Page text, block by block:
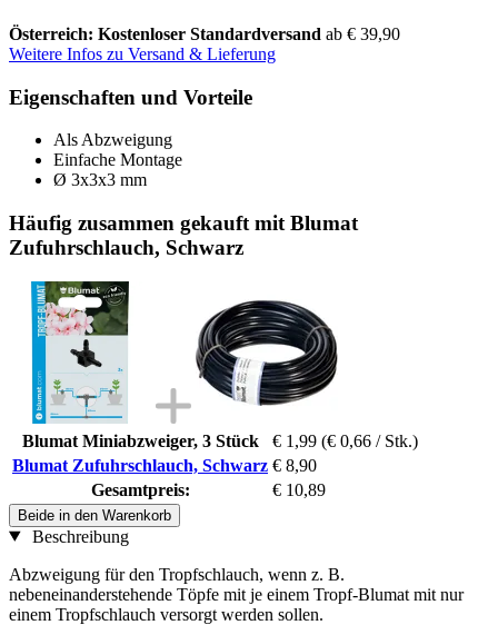
Österreich: Kostenloser Standardversand ab € 39,90
Weitere Infos zu Versand & Lieferung
Eigenschaften und Vorteile
Als Abzweigung
Einfache Montage
Ø 3x3x3 mm
Häufig zusammen gekauft mit Blumat
Zufuhrschlauch, Schwarz
Blumat Miniabzweiger, 3 Stück € 1,99 (€ 0,66 / Stk.)
Blumat Zufuhrschlauch, Schwarz € 8,90
Gesamtpreis:
€ 10,89
Beide in den Warenkorb
Beschreibung
Abzweigung für den Tropfschlauch, wenn z. B.
nebeneinanderstehende Töpfe mit je einem Tropf-Blumat mit nur
einem Tropfschlauch versorgt werden sollen.